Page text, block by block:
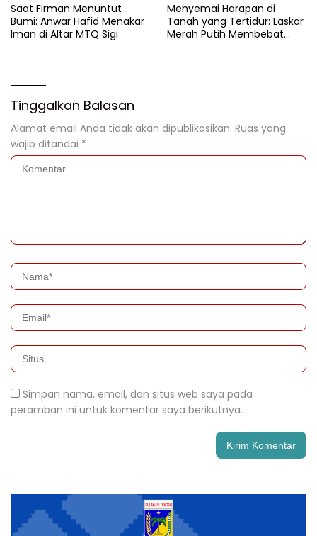
Saat Firman Menuntut
Bumi: Anwar Hafid Menakar
Iman di Altar MTQ Sigi
Menyemai Harapan di
Tanah yang Tertidur: Laskar
Merah Putih Membebat
Tinggalkan Balasan
Alamat email Anda tidak akan dipublikasikan. Ruas yang
wajib ditandai *
Simpan nama, email, dan situs web saya pada
peramban ini untuk komentar saya berikutnya.